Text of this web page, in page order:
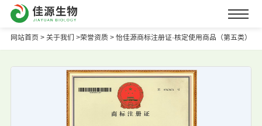
网站首页 > 关于我们 >荣誉资质 > 怡佳源商标注册证·核定使用商品（第五类）